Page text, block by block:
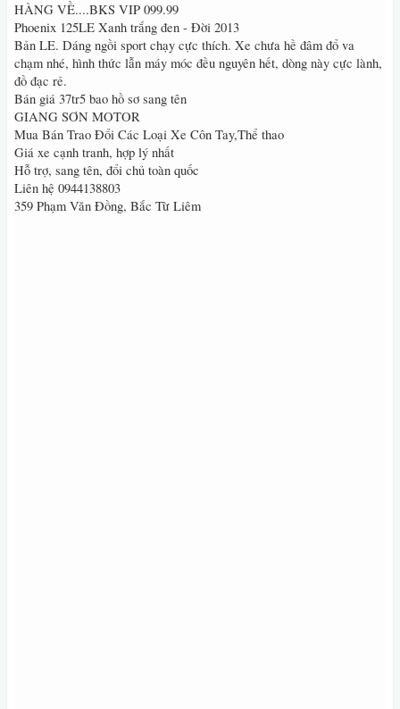
HÀNG VỀ....BKS VIP 099.99
Phoenix 125LE Xanh trắng đen - Đời 2013
Bản LE. Dáng ngồi sport chạy cực thích. Xe chưa hề đâm đổ va
chạm nhé, hình thức lẫn máy móc đều nguyên hết, dòng này cực lành,
đồ đạc rẻ.
Bán giá 37tr5 bao hồ sơ sang tên
GIANG SƠN MOTOR
Mua Bán Trao Đổi Các Loại Xe Côn Tay,Thể thao
Giá xe cạnh tranh, hợp lý nhất
Hỗ trợ, sang tên, đổi chủ toàn quốc
Liên hệ 0944138803
359 Phạm Văn Đồng, Bắc Từ Liêm